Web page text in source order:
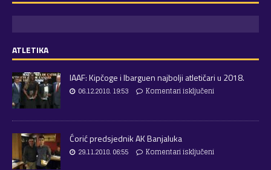
ATLETIKA
IAAF: Kipčoge i Ibarguen najbolji atletičari u 2018.
06.12.2018. 19:53 Komentari isključeni
Ćorić predsjednik AK Banjaluka
29.11.2018. 06:55 Komentari isključeni